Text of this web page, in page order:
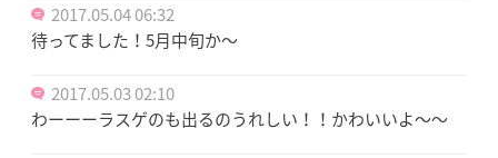
2017.05.04 06:32
待ってました！5月中旬か～
2017.05.03 02:10
わーーーラスゲのも出るのうれしい！！かわいいよ〜〜